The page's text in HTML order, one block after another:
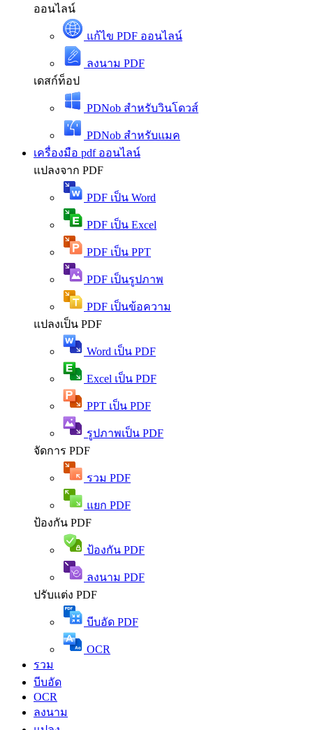
ออนไลน์
แก้ไข PDF ออนไลน์
ลงนาม PDF
เดสก์ท็อป
PDNob สำหรับวินโดวส์
PDNob สำหรับแมค
เครื่องมือ pdf ออนไลน์
แปลงจาก PDF
PDF เป็น Word
PDF เป็น Excel
PDF เป็น PPT
PDF เป็นรูปภาพ
PDF เป็นข้อความ
แปลงเป็น PDF
Word เป็น PDF
Excel เป็น PDF
PPT เป็น PDF
รูปภาพเป็น PDF
จัดการ PDF
รวม PDF
แยก PDF
ป้องกัน PDF
ป้องกัน PDF
ลงนาม PDF
ปรับแต่ง PDF
บีบอัด PDF
OCR
รวม
บีบอัด
OCR
ลงนาม